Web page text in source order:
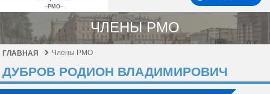
–РМО–
ЧЛЕНЫ РМО
ГЛАВНАЯ Члены РМО
ДУБРОВ РОДИОН ВЛАДИМИРОВИЧ